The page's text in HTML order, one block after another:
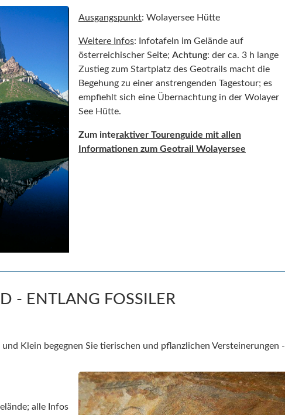
Ausgangspunkt: Wolayersee Hütte
Weitere Infos: Infotafeln im Gelände auf
österreichischer Seite; Achtung: der ca. 3 h lange
Zustieg zum Startplatz des Geotrails macht die
Begehung zu einer anstrengenden Tagestour; es
empfiehlt sich eine Übernachtung in der Wolayer
See Hütte.
Zum interaktiver Tourenguide mit allen
Informationen zum Geotrail Wolayersee
- ENTLANG FOSSILER
Klein begegnen Sie tierischen und pflanzlichen Versteinerungen -
alle Infos